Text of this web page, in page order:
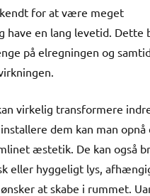
for at være meget
have en lang levetid. Dette
på elregningen og
virkelig transformere
dem kan man opnå
æstetik. De kan også
eller hyggeligt lys,
at skabe i rummet.